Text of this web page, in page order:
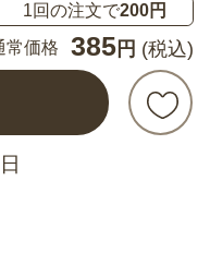
1回の注文で200円
常価格
385 円 (税込)